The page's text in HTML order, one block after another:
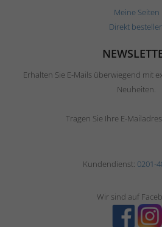
Meine Seiten
Direkt
Erhalten Sie E-Mails überwiegend mit
Neuheiten.
Tragen Sie Ihre E-
Kundendienst: 0201-
Wir sind auf